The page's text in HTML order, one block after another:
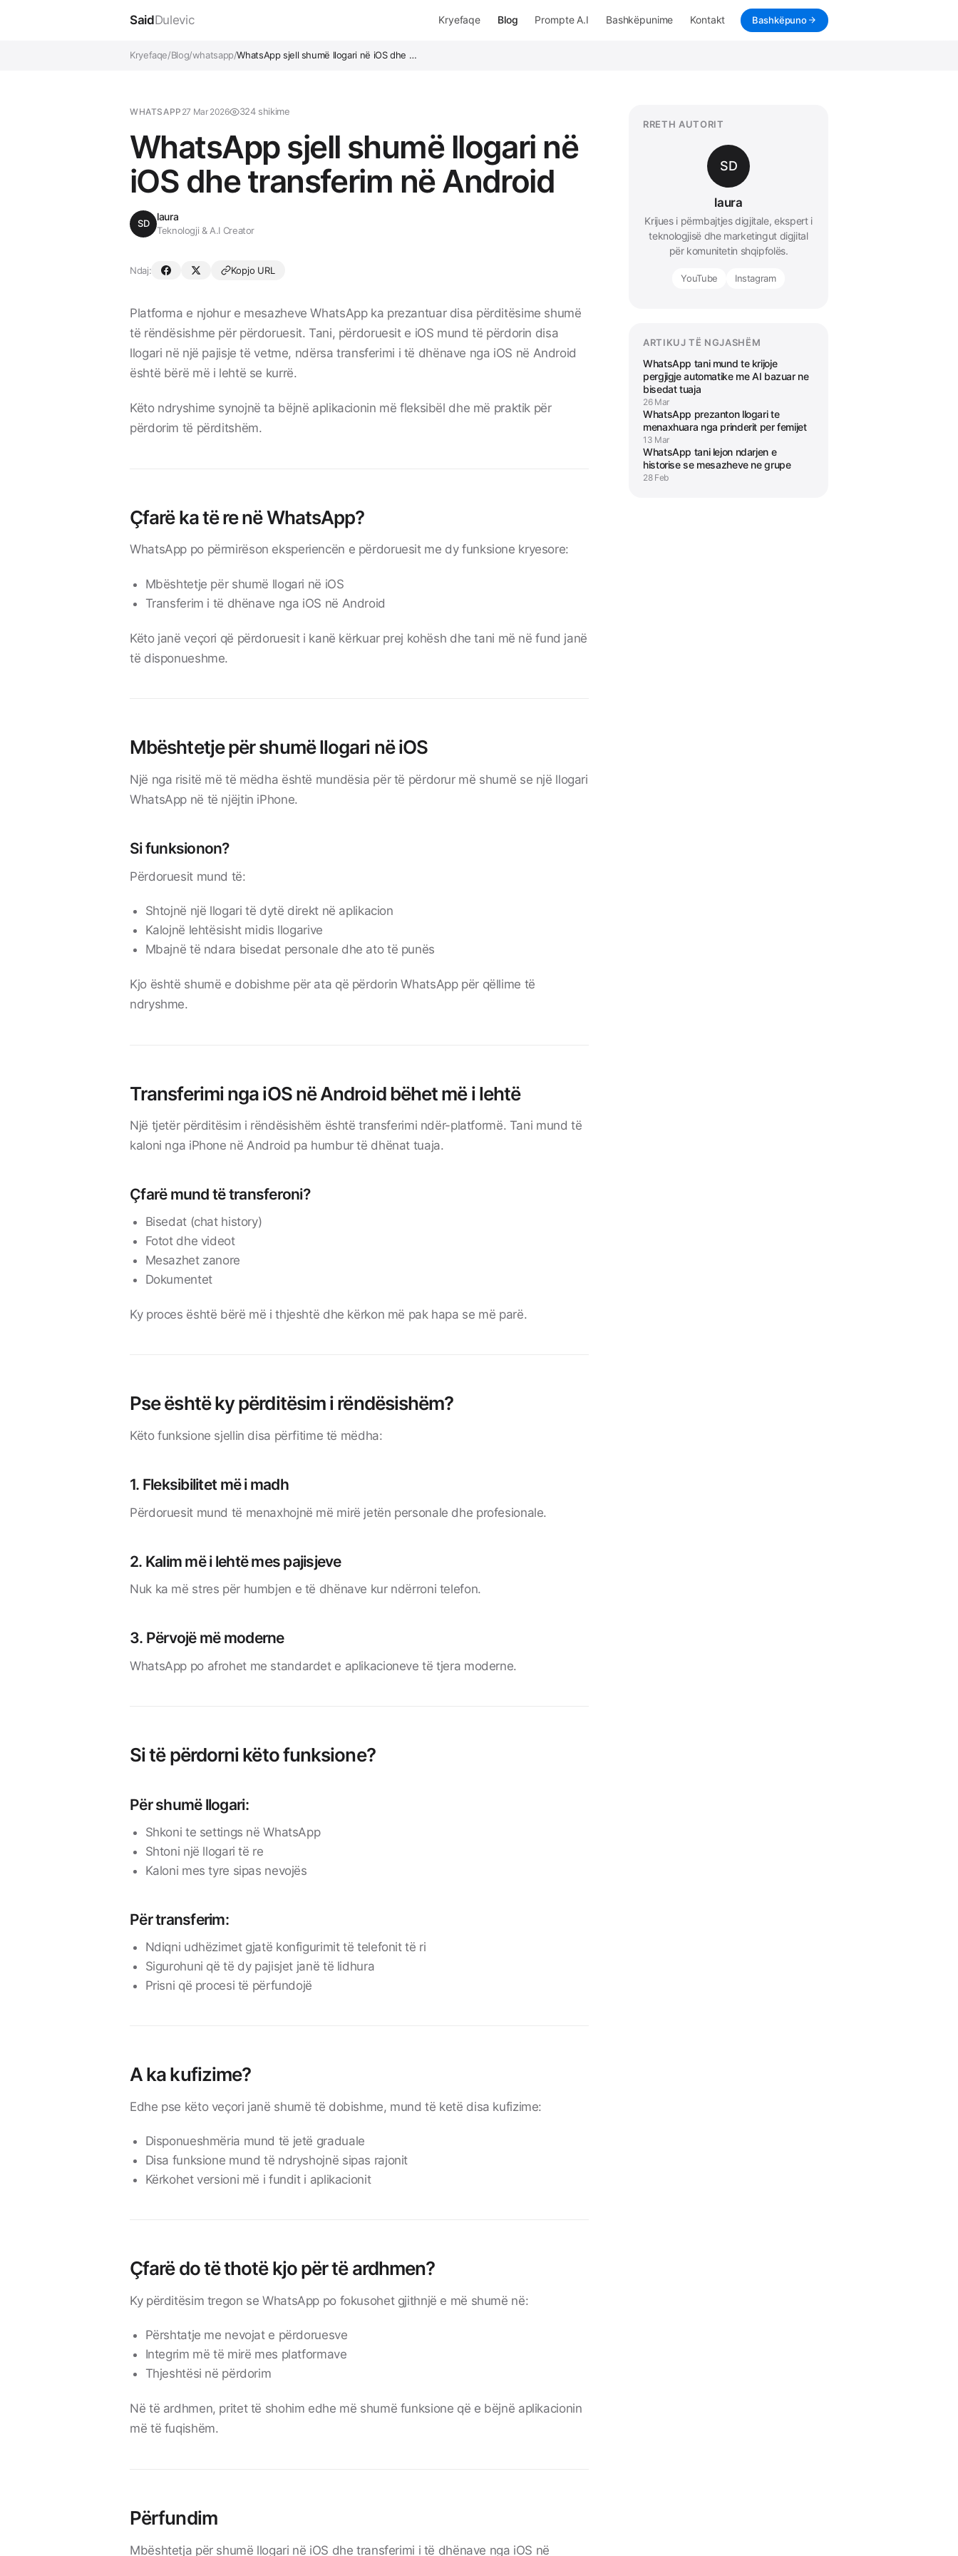
SaidDulevic Kryefaqe Blog Prompte A.I Bashkëpunime Kontakt Bashkëpuno
Kryefaqe/Blog/whatsapp/WhatsApp sjell shumë llogari në iOS dhe …
WHATSAPP 27 Mar 2026 324 shikime
WhatsApp sjell shumë llogari në
iOS dhe transferim në Android
SD
laura
Teknologji & A.I Creator
Ndaj: Kopjo URL
Platforma e njohur e mesazheveWhatsAppka prezantuar disa përditësime shumë
të rëndësishme për përdoruesit. Tani, përdoruesit e iOS mund të përdorin disa
llogari në një pajisje të vetme, ndërsa transferimi i të dhënave nga iOS në Android
është bërë më i lehtë se kurrë.
Këto ndryshime synojnë ta bëjnë aplikacionin më fleksibël dhe më praktik për
përdorim të përditshëm.
Çfarë ka të re në WhatsApp?
WhatsApp po përmirëson eksperiencën e përdoruesit me dy funksione kryesore:
Mbështetje për shumë llogari në iOS
Transferim i të dhënave nga iOS në Android
Këto janë veçori që përdoruesit i kanë kërkuar prej kohësh dhe tani më në fund janë
të disponueshme.
Mbështetje për shumë llogari në iOS
Një nga risitë më të mëdha është mundësia për të përdorur më shumë se një llogari
WhatsApp në të njëjtin iPhone.
Si funksionon?
Përdoruesit mund të:
Shtojnë një llogari të dytë direkt në aplikacion
Kalojnë lehtësisht midis llogarive
Mbajnë të ndara bisedat personale dhe ato të punës
Kjo është shumë e dobishme për ata që përdorin WhatsApp për qëllime të
ndryshme.
Transferimi nga iOS në Android bëhet më i lehtë
Një tjetër përditësim i rëndësishëm është transferimi ndër-platformë. Tani mund të
kaloni nga iPhone në Android pa humbur të dhënat tuaja.
Çfarë mund të transferoni?
Bisedat (chat history)
Fotot dhe videot
Mesazhet zanore
Dokumentet
Ky proces është bërë më i thjeshtë dhe kërkon më pak hapa se më parë.
Pse është ky përditësim i rëndësishëm?
Këto funksione sjellin disa përfitime të mëdha:
1. Fleksibilitet më i madh
Përdoruesit mund të menaxhojnë më mirë jetën personale dhe profesionale.
2. Kalim më i lehtë mes pajisjeve
Nuk ka më stres për humbjen e të dhënave kur ndërroni telefon.
3. Përvojë më moderne
WhatsApp po afrohet me standardet e aplikacioneve të tjera moderne.
Si të përdorni këto funksione?
Për shumë llogari:
Shkoni te settings në WhatsApp
Shtoni një llogari të re
Kaloni mes tyre sipas nevojës
Për transferim:
Ndiqni udhëzimet gjatë konfigurimit të telefonit të ri
Sigurohuni që të dy pajisjet janë të lidhura
Prisni që procesi të përfundojë
A ka kufizime?
Edhe pse këto veçori janë shumë të dobishme, mund të ketë disa kufizime:
Disponueshmëria mund të jetë graduale
Disa funksione mund të ndryshojnë sipas rajonit
Kërkohet versioni më i fundit i aplikacionit
Çfarë do të thotë kjo për të ardhmen?
Ky përditësim tregon se WhatsApp po fokusohet gjithnjë e më shumë në:
Përshtatje me nevojat e përdoruesve
Integrim më të mirë mes platformave
Thjeshtësi në përdorim
Në të ardhmen, pritet të shohim edhe më shumë funksione që e bëjnë aplikacionin
më të fuqishëm.
Përfundim
Mbështetja për shumë llogari në iOS dhe transferimi i të dhënave nga iOS në
RRETH AUTORIT
SD
laura
Krijues i përmbajtjes digjitale, ekspert i
teknologjisë dhe marketingut digjital
për komunitetin shqipfolës.
YouTube Instagram
ARTIKUJ TË NGJASHËM
WhatsApp tani mund te krijoje
pergjigje automatike me AI bazuar ne
bisedat tuaja
26 Mar
WhatsApp prezanton llogari te
menaxhuara nga prinderit per femijet
13 Mar
WhatsApp tani lejon ndarjen e
historise se mesazheve ne grupe
28 Feb